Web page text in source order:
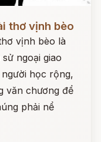
thơ vịnh bèo
vịnh bèo là
ngoại giao
học rộng,
văn chương để
phải nể